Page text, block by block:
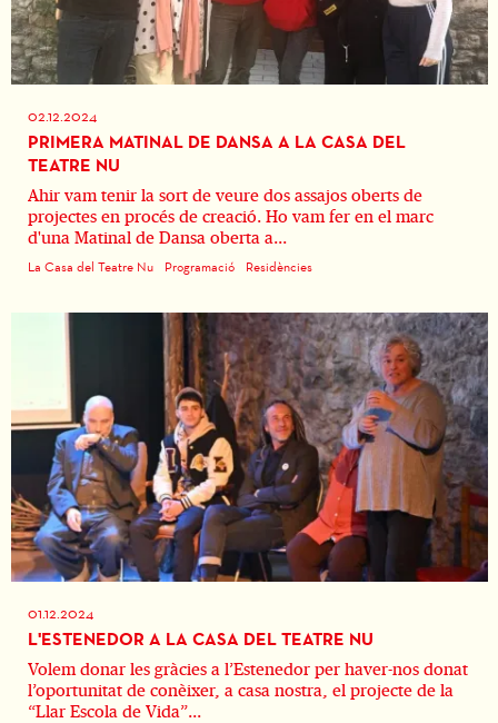
02.12.2024
PRIMERA MATINAL DE DANSA A LA CASA DEL
TEATRE NU
Ahir vam tenir la sort de veure dos assajos oberts de
projectes en procés de creació. Ho vam fer en el marc
d'una Matinal de Dansa oberta a...
La Casa del Teatre Nu Programació Residències
01.12.2024
L'ESTENEDOR A LA CASA DEL TEATRE NU
Volem donar les gràcies a l’Estenedor per haver-nos donat
l’oportunitat de conèixer, a casa nostra, el projecte de la
“Llar Escola de Vida”...